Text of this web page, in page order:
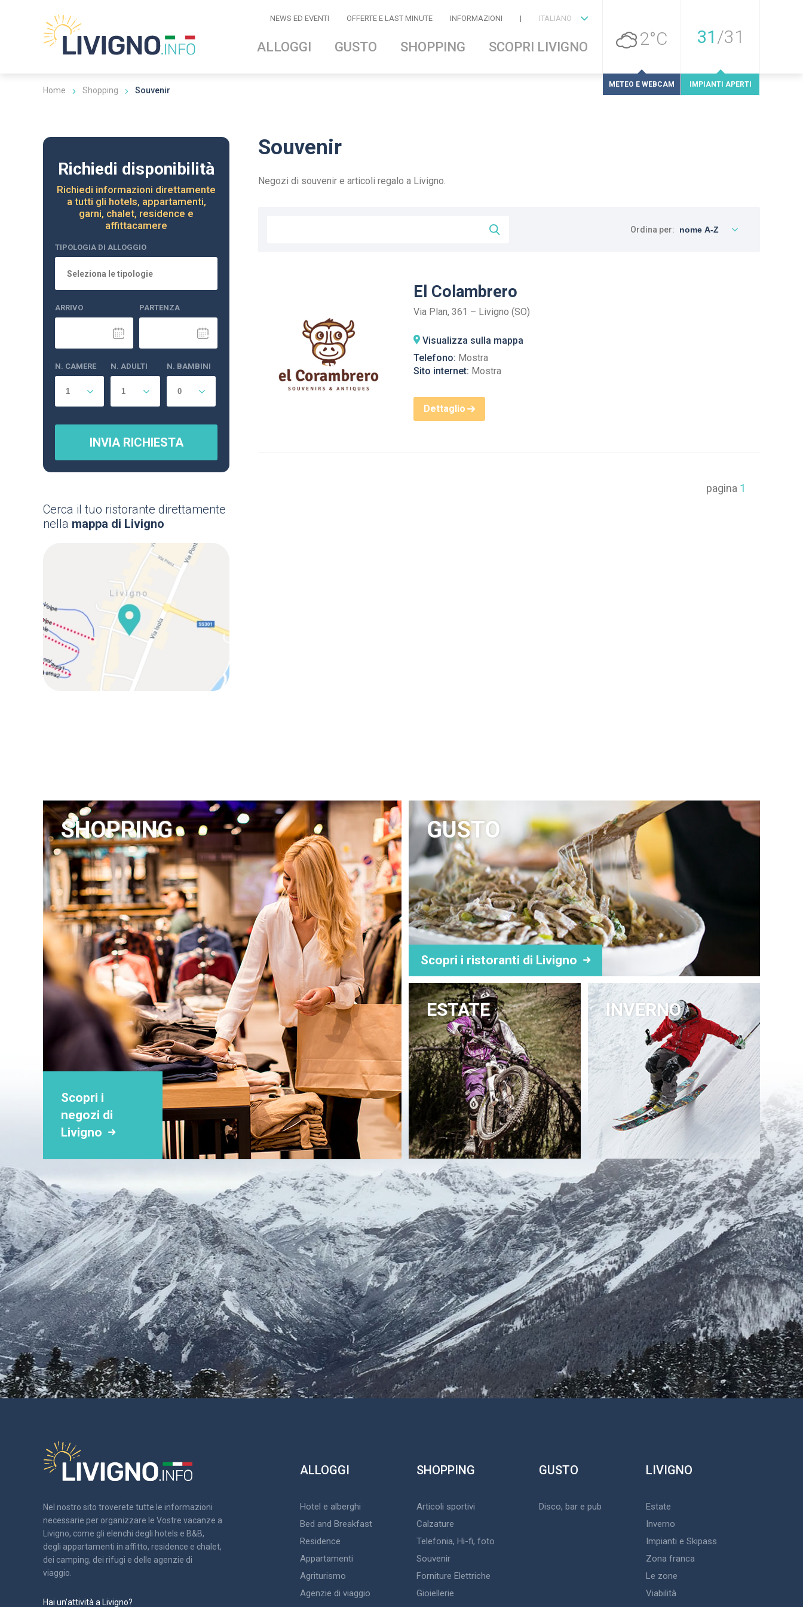
NEWS ED EVENTI OFFERTE E LAST MINUTE INFORMAZIONI | ITALIANO
ALLOGGI GUSTO SHOPPING SCOPRI LIVIGNO 2°C
METEO E WEBCAM
31 /31
IMPIANTI APERTI
Home Shopping Souvenir
Souvenir
Negozi di souvenir e articoli regalo a Livigno.
Ordina per:
Richiedi disponibilità
Richiedi informazioni direttamente
a tutti gli hotels, appartamenti,
garni, chalet, residence e
affittacamere
TIPOLOGIA DI ALLOGGIO
Seleziona le tipologie
ARRIVO PARTENZA
N. CAMERE N. ADULTI N. BAMBINI
INVIA RICHIESTA
Cerca il tuo ristorante direttamente
nella mappa di Livigno
El Colambrero
Via Plan, 361 – Livigno (SO)
Visualizza sulla mappa
Telefono: Mostra
Sito internet: Mostra
Dettaglio
pagina 1
SHOPPING
Scopri i
negozi di
Livigno
GUSTO
Scopri i ristoranti di Livigno
ESTATE INVERNO
Nel nostro sito troverete tutte le informazioni
necessarie per organizzare le Vostre vacanze a
Livigno, come gli elenchi degli hotels e B&B,
degli appartamenti in affitto, residence e chalet,
dei camping, dei rifugi e delle agenzie di
viaggio.
Hai un'attività a Livigno?
ALLOGGI
Hotel e alberghi
Bed and Breakfast
Residence
Appartamenti
Agriturismo
Agenzie di viaggio
SHOPPING
Articoli sportivi
Calzature
Telefonia, Hi-fi, foto
Souvenir
Forniture Elettriche
Gioiellerie
GUSTO
Disco, bar e pub
LIVIGNO
Estate
Inverno
Impianti e Skipass
Zona franca
Le zone
Viabilità